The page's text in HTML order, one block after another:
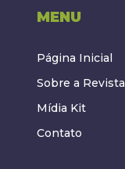
MENU
Página Inicial
Sobre a Revista
Mídia Kit
Contato